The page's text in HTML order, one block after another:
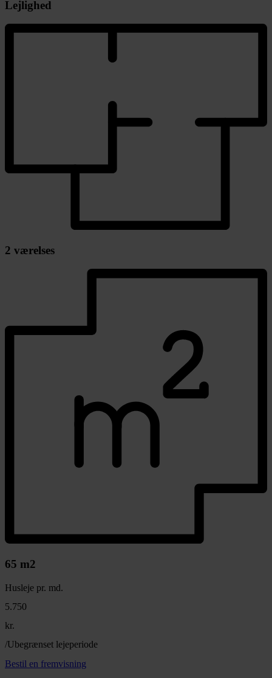
Lejlighed
2 værelses
65 m2
Husleje pr. md.
5.750
kr.
/Ubegrænset lejeperiode
Bestil en fremvisning